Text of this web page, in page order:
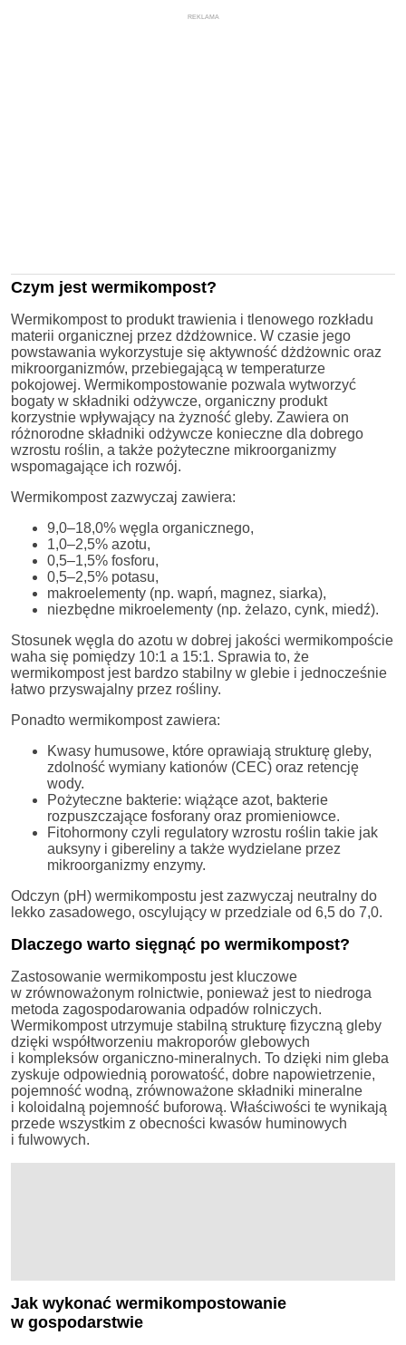
REKLAMA
Czym jest wermikompost?
Wermikompost to produkt trawienia i tlenowego rozkładu
materii organicznej przez dżdżownice. W czasie jego
powstawania wykorzystuje się aktywność dżdżownic oraz
mikroorganizmów, przebiegającą w temperaturze
pokojowej. Wermikompostowanie pozwala wytworzyć
bogaty w składniki odżywcze, organiczny produkt
korzystnie wpływający na żyzność gleby. Zawiera on
różnorodne składniki odżywcze konieczne dla dobrego
wzrostu roślin, a także pożyteczne mikroorganizmy
wspomagające ich rozwój.
Wermikompost zazwyczaj zawiera:
9,0–18,0% węgla organicznego,
1,0–2,5% azotu,
0,5–1,5% fosforu,
0,5–2,5% potasu,
makroelementy (np. wapń, magnez, siarka),
niezbędne mikroelementy (np. żelazo, cynk, miedź).
Stosunek węgla do azotu w dobrej jakości wermikompoście
waha się pomiędzy 10:1 a 15:1. Sprawia to, że
wermikompost jest bardzo stabilny w glebie i jednocześnie
łatwo przyswajalny przez rośliny.
Ponadto wermikompost zawiera:
Kwasy humusowe, które oprawiają strukturę gleby,
zdolność wymiany kationów (CEC) oraz retencję
wody.
Pożyteczne bakterie: wiążące azot, bakterie
rozpuszczające fosforany oraz promieniowce.
Fitohormony czyli regulatory wzrostu roślin takie jak
auksyny i gibereliny a także wydzielane przez
mikroorganizmy enzymy.
Odczyn (pH) wermikompostu jest zazwyczaj neutralny do
lekko zasadowego, oscylujący w przedziale od 6,5 do 7,0.
Dlaczego warto sięgnąć po wermikompost?
Zastosowanie wermikompostu jest kluczowe
w zrównoważonym rolnictwie, ponieważ jest to niedroga
metoda zagospodarowania odpadów rolniczych.
Wermikompost utrzymuje stabilną strukturę fizyczną gleby
dzięki współtworzeniu makroporów glebowych
i kompleksów organiczno-mineralnych. To dzięki nim gleba
zyskuje odpowiednią porowatość, dobre napowietrzenie,
pojemność wodną, zrównoważone składniki mineralne
i koloidalną pojemność buforową. Właściwości te wynikają
przede wszystkim z obecności kwasów huminowych
i fulwowych.
Jak wykonać wermikompostowanie
w gospodarstwie